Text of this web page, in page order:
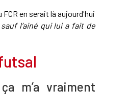
en serait là aujourd'hui
l’ainé qui lui a fait de
m’a vraiment